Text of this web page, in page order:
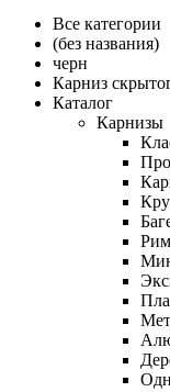
Все категории
(без названия)
черн
Карниз
Каталог
Карнизы